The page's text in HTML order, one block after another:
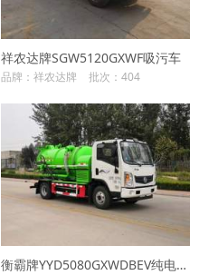
祥农达牌SGW5120GXWF吸污车
品牌：祥农达牌 批次：404
衡霸牌YYD5080GXWDBEV纯电动吸污车